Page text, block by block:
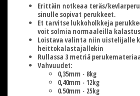
Erittäin notkeaa teräs/
sinulle sopivat perukkeet.
Et tarvitse lukkoholkkeja
voit solmia normaaleilla
Loistava valinta niin uistelijalle
heittokalastajallekin
Rullassa 3 metriä
Vahvuudet:
0,35mm - 8kg
0,40mm - 12kg
0.50mm - 25kg